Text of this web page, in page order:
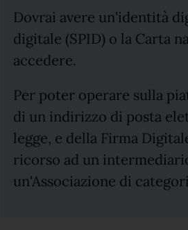
Dovrai avere un'identità
digitale (SPID) o la Carta
accedere.
Per poter operare sulla
di un indirizzo di posta
legge, e della Firma
ricorso ad un
un'Associazione di